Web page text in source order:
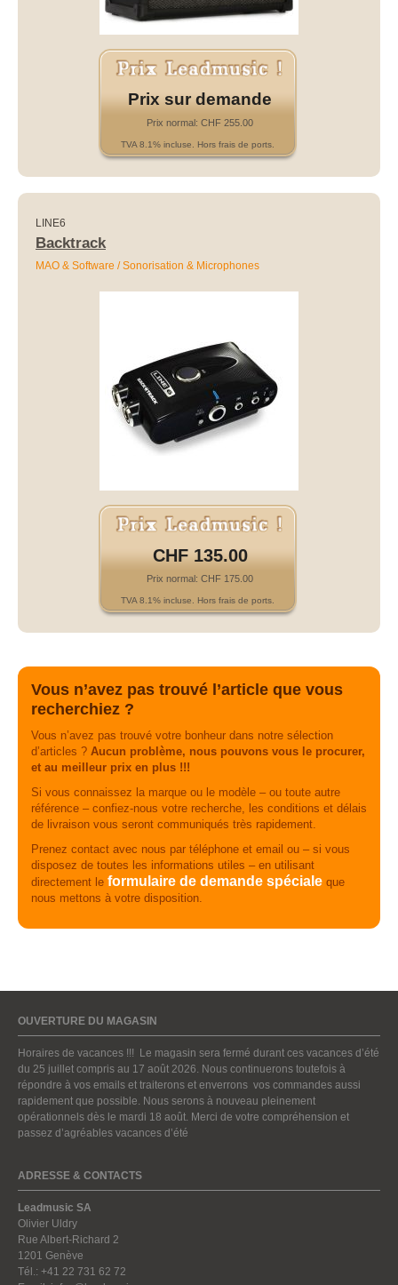
Prix sur demande
Prix normal: CHF 255.00
TVA 8.1% incluse. Hors frais de ports.
LINE6
Backtrack
MAO & Software / Sonorisation & Microphones
CHF 135.00
Prix normal: CHF 175.00
TVA 8.1% incluse. Hors frais de ports.
Vous n’avez pas trouvé l’article que vous
recherchiez ?
Vous n’avez pas trouvé votre bonheur dans notre sélection
d’articles ? Aucun problème, nous pouvons vous le procurer,
et au meilleur prix en plus !!!
Si vous connaissez la marque ou le modèle – ou toute autre
référence – confiez-nous votre recherche, les conditions et délais
de livraison vous seront communiqués très rapidement.
Prenez contact avec nous par téléphone et email ou – si vous
disposez de toutes les informations utiles – en utilisant
directement le formulaire de demande spéciale que
nous mettons à votre disposition.
OUVERTURE DU MAGASIN
Horaires de vacances !!! Le magasin sera fermé durant ces vacances d’été
du 25 juillet compris au 17 août 2026. Nous continuerons toutefois à
répondre à vos emails et traiterons et enverrons vos commandes aussi
rapidement que possible. Nous serons à nouveau pleinement
opérationnels dès le mardi 18 août. Merci de votre compréhension et
passez d’agréables vacances d’été
ADRESSE & CONTACTS
Leadmusic SA
Olivier Uldry
Rue Albert-Richard 2
1201 Genève
Tél.: +41 22 731 62 72